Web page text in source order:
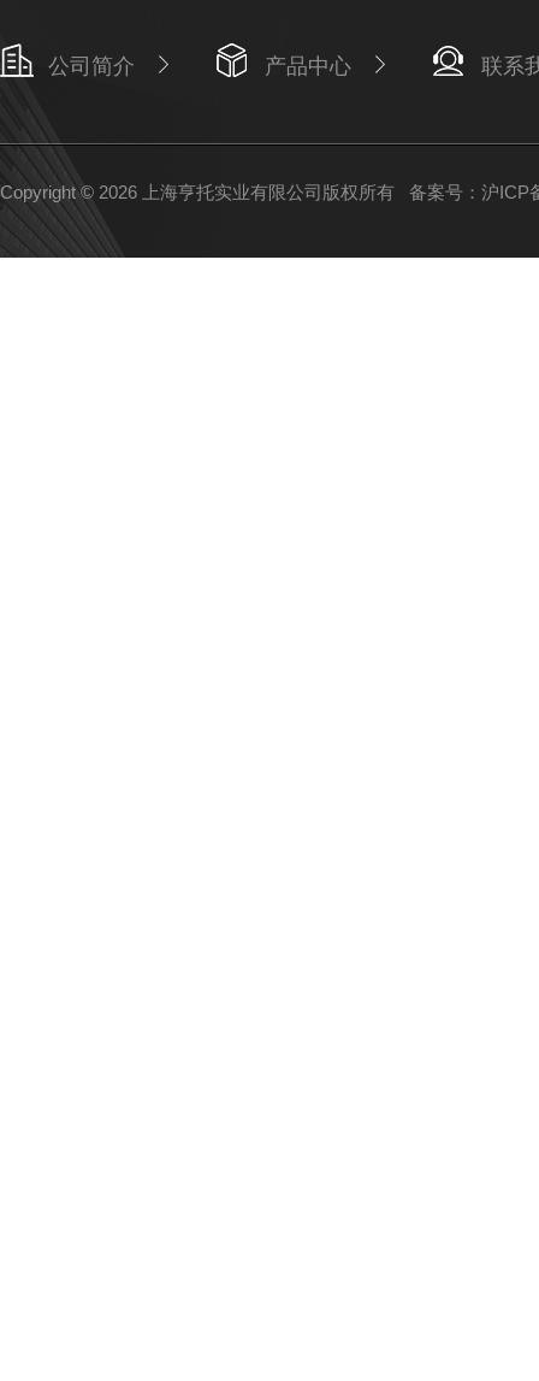
公司简介 产品中心 联系
Copyright © 2026 上海亨托实业有限公司版权所有 备案号：沪ICP